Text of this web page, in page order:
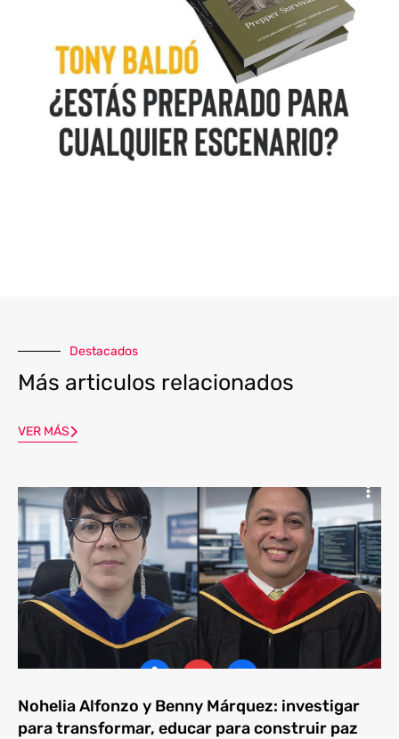
Destacados
Más articulos relacionados
VER MÁS
Nohelia Alfonzo y Benny Márquez: investigar
para transformar, educar para construir paz